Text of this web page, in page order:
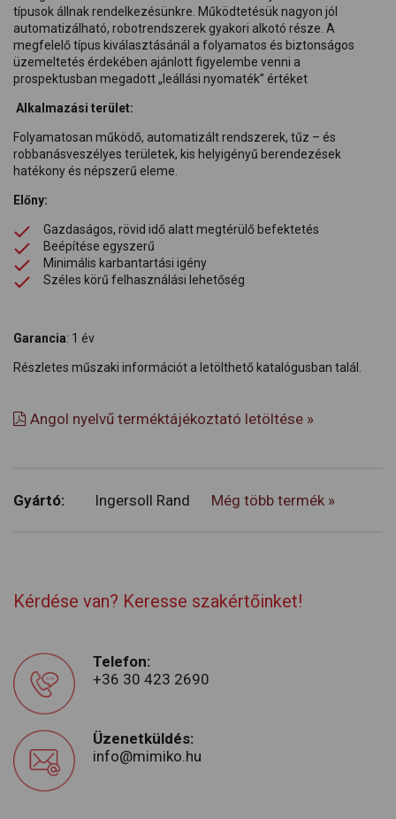
típusok állnak rendelkezésünkre. Működtetésük nagyon jól
automatizálható, robotrendszerek gyakori alkotó része. A
megfelelő típus kiválasztásánál a folyamatos és biztonságos
üzemeltetés érdekében ajánlott figyelembe venni a
prospektusban megadott „leállási nyomaték” értéket
Alkalmazási terület:
Folyamatosan működő, automatizált rendszerek, tűz – és
robbanásveszélyes területek, kis helyigényű berendezések
hatékony és népszerű eleme.
Előny:
Gazdaságos, rövid idő alatt megtérülő befektetés
Beépítése egyszerű
Minimális karbantartási igény
Széles körű felhasználási lehetőség
Garancia: 1 év
Részletes műszaki információt a letölthető katalógusban talál.
Angol nyelvű terméktájékoztató letöltése »
Gyártó: Ingersoll Rand Még több termék »
Kérdése van? Keresse szakértőinket!
Telefon:
+36 30 423 2690
Üzenetküldés:
info@mimiko.hu